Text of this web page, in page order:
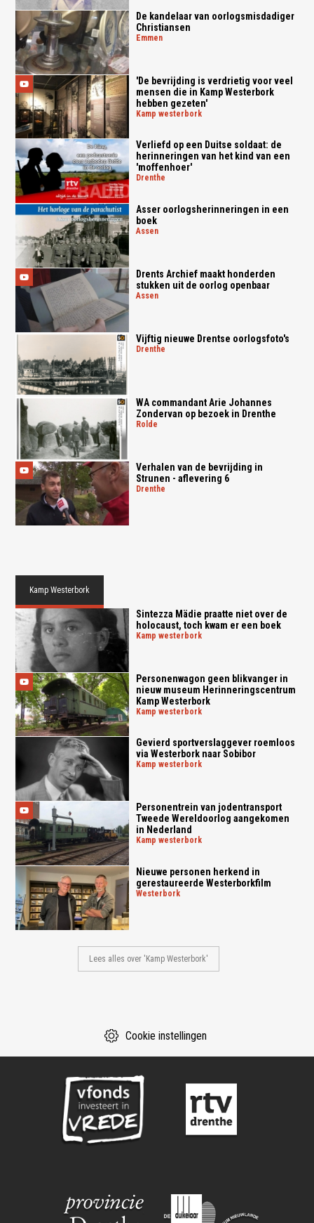
De kandelaar van oorlogsmisdadiger
Christiansen
emmen
'De bevrijding is verdrietig voor veel
mensen die in Kamp Westerbork
hebben gezeten'
kamp westerbork
Verliefd op een Duitse soldaat: de
herinneringen van het kind van een
'moffenhoer'
drenthe
Asser oorlogsherinneringen in een
boek
assen
Drents Archief maakt honderden
stukken uit de oorlog openbaar
assen
Vijftig nieuwe Drentse oorlogsfoto's
drenthe
WA commandant Arie Johannes
Zondervan op bezoek in Drenthe
rolde
Verhalen van de bevrijding in
Strunen - aflevering 6
drenthe
Kamp Westerbork
Sintezza Mädie praatte niet over de
holocaust, toch kwam er een boek
kamp westerbork
Personenwagon geen blikvanger in
nieuw museum Herinneringscentrum
Kamp Westerbork
kamp westerbork
Gevierd sportverslaggever roemloos
via Westerbork naar Sobibor
kamp westerbork
Personentrein van jodentransport
Tweede Wereldoorlog aangekomen
in Nederland
kamp westerbork
Nieuwe personen herkend in
gerestaureerde Westerborkfilm
westerbork
Lees alles over 'Kamp Westerbork'
Cookie instellingen